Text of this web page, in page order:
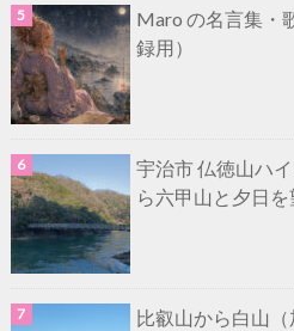
Maro の名言集・
録用）
宇治市 仏徳山ハ
ら六甲山と夕日を
比叡山から白山